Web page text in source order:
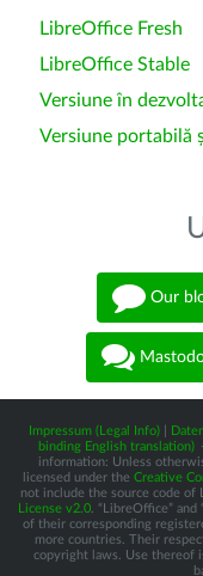
LibreOffice Fresh
LibreOffice Stable
Versiune în
Versiune portabilă
Our
Impressum (Legal Info)
binding English translation) -
information: Unless
licensed under the Creative
not include the source code of
License v2.0 . “LibreOffice”
of their corresponding
more countries. Their
copyright laws. Use thereof